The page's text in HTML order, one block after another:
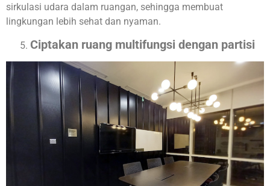
sirkulasi udara dalam ruangan, sehingga membuat
lingkungan lebih sehat dan nyaman.
Ciptakan ruang multifungsi dengan partisi